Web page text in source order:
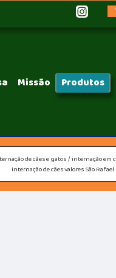
Missão Produtos
de cães e gatos internação em
internação de cães valores São Rafael